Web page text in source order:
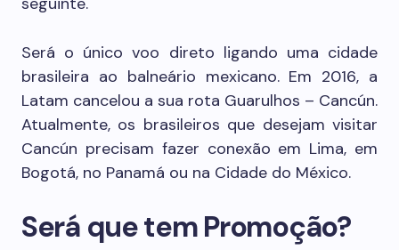
Será o único voo direto ligando uma cidade
brasileira ao balneário mexicano. Em 2016, a
Latam cancelou a sua rota Guarulhos – Cancún.
Atualmente, os brasileiros que desejam visitar
Cancún precisam fazer conexão em Lima, em
Bogotá, no Panamá ou na Cidade do México.
Será que tem Promoção?